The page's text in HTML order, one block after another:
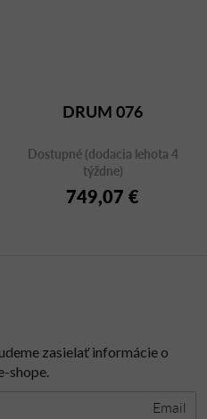
DRUM 076
Dostupné (dodacia lehota 4
týždne)
749,07 €
zasielať informácie o
shope.
Email